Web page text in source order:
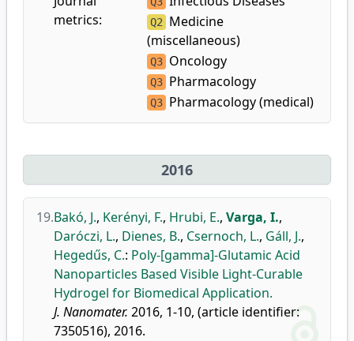
metrics:
Q2 Medicine
(miscellaneous)
Q3 Oncology
Q3 Pharmacology
Q3 Pharmacology (medical)
2016
19.Bakó, J., Kerényi, F., Hrubi, E., Varga, I.,
Daróczi, L., Dienes, B., Csernoch, L., Gáll, J.,
Hegedűs, C.: Poly-[gamma]-Glutamic Acid
Nanoparticles Based Visible Light-Curable
Hydrogel for Biomedical Application.
J. Nanomater. 2016, 1-10, (article identifier:
7350516), 2016.